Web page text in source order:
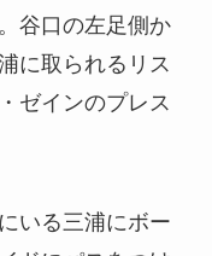
谷口の左足側か
に取られるリス
ゼインのプレス
いる三浦にボー